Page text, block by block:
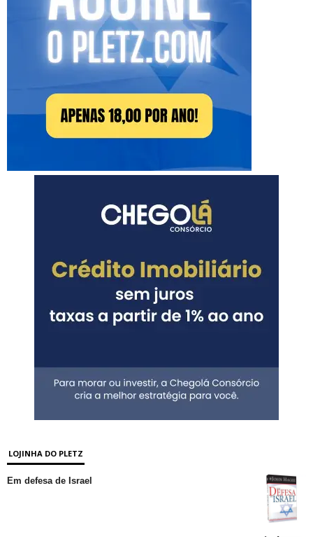
LOJINHA DO PLETZ
Em defesa de Israel